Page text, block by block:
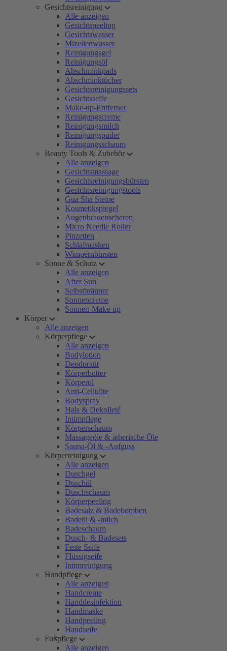
Gesichtsreinigung
Alle anzeigen
Gesichtspeeling
Gesichtswasser
Mizellenwasser
Reinigungsgel
Reinigungsöl
Abschminkpads
Abschminktücher
Gesichtsreinigungssets
Gesichtsseife
Make-up-Entferner
Reinigungscreme
Reinigungsmilch
Reinigungspuder
Reinigungsschaum
Beauty Tools & Zubehör
Alle anzeigen
Gesichtsmassage
Gesichtsreinigungsbürsten
Gesichtsreinigungstools
Gua Sha Steine
Kosmetikspiegel
Augenbrauenscheren
Micro Needle Roller
Pinzetten
Schlafmasken
Wimpernbürsten
Sonne & Schutz
Alle anzeigen
After Sun
Selbstbräuner
Sonnencreme
Sonnen-Make-up
Körper
Alle anzeigen
Körperpflege
Alle anzeigen
Bodylotion
Deodorant
Körperbutter
Körperöl
Anti-Cellulite
Bodyspray
Hals & Dekolleté
Intimpflege
Körperschaum
Massageöle & ätherische Öle
Sauna-Öl & -Aufguss
Körperreinigung
Alle anzeigen
Duschgel
Duschöl
Duschschaum
Körperpeeling
Badesalz & Badebomben
Badeöl & -milch
Badeschaum
Dusch- & Badesets
Feste Seife
Flüssigseife
Intimreinigung
Handpflege
Alle anzeigen
Handcreme
Handdesinfektion
Handmaske
Handpeeling
Handseife
Fußpflege
Alle anzeigen